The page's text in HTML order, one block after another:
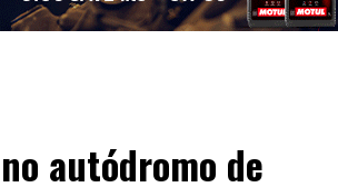
autódromo de